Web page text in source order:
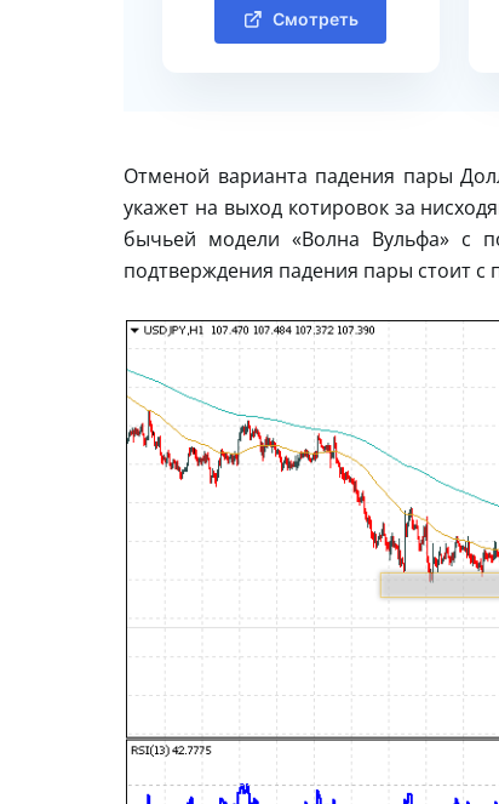
Смотреть
Отменой варианта падения пары
укажет на выход котировок за
бычьей модели «Волна Вульфа» с
подтверждения падения пары стоит